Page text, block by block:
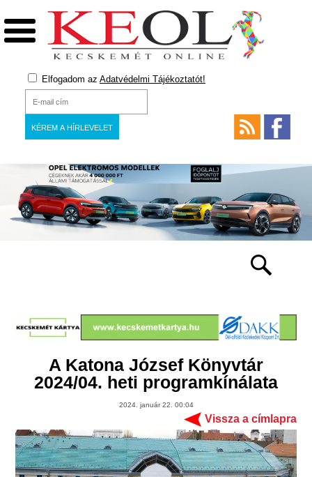
Elfogadom az Adatvédelmi Tájékoztatót!
A Katona József Könyvtár
2024/04. heti programkínálata
2024. január 22. 00:04
Vissza a címlapra